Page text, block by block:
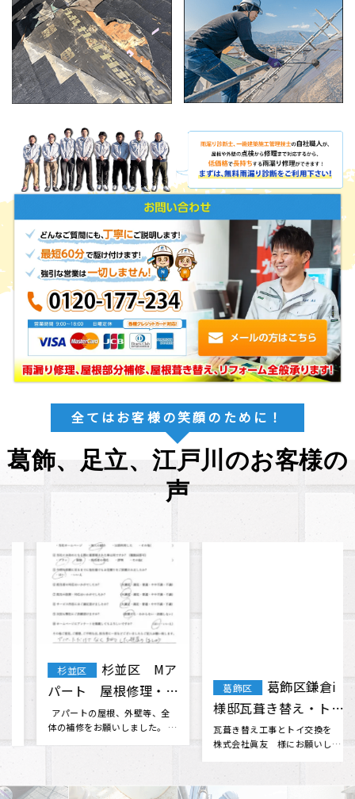
全てはお客様の笑顔のために！
葛飾、足立、江戸川のお客様の
声
葛飾区
葛飾区鎌倉i
様邸瓦葺き替え・トイ
交換工事
瓦葺き替え工事とトイ交換を
株式会社眞友 様にお願いしま
葛飾区
葛飾区 T・
H様 外壁塗装 屋根
塗装 付帯部塗装
ホームページから問い合わせて
工事に来てもらいました。 他の